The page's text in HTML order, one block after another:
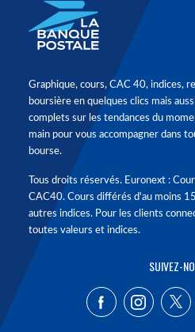
Graphique, cours, CAC 40, indices,
boursière en quelques clics mais
complets sur les tendances du
main pour vous accompagner dans
bourse.
Tous droits réservés. Euronext :
CAC40. Cours différés d'au moins
autres indices. Pour les clients
toutes valeurs et indices.
SUIVEZ-